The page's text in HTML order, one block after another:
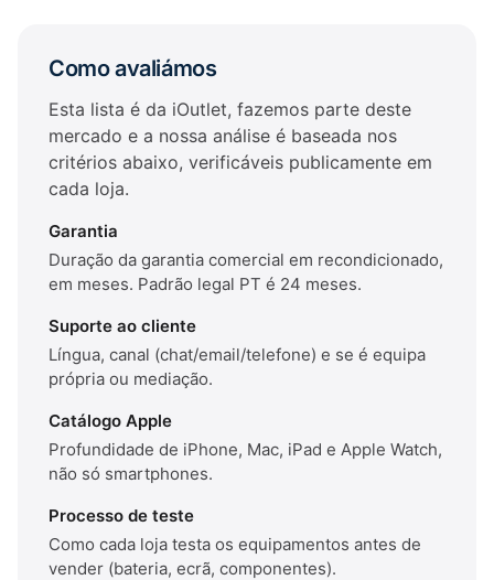
Como avaliámos
Esta lista é da iOutlet, fazemos parte deste
mercado e a nossa análise é baseada nos
critérios abaixo, verificáveis publicamente em
cada loja.
Garantia
Duração da garantia comercial em recondicionado,
em meses. Padrão legal PT é 24 meses.
Suporte ao cliente
Língua, canal (chat/email/telefone) e se é equipa
própria ou mediação.
Catálogo Apple
Profundidade de iPhone, Mac, iPad e Apple Watch,
não só smartphones.
Processo de teste
Como cada loja testa os equipamentos antes de
vender (bateria, ecrã, componentes).